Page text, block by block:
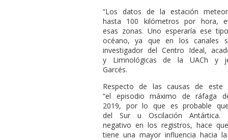
“Los datos de la estación
hasta 100 kilómetros por hora,
esas zonas. Uno esperaría ese
océano, ya que en los canales
investigador del Centro Ideal,
y Limnológicas de la UACh y
Garcés.
Respecto de las causas de este
“el episodio máximo de ráfaga
2019, por lo que es probable
del Sur u Oscilación
negativo en los registros, hace
tiene una mayor influencia hacia